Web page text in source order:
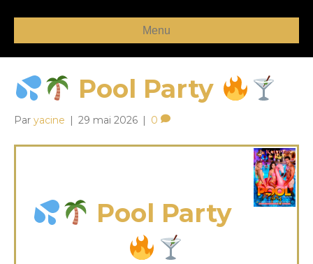
Menu
Pool Party
Par yacine | 29 mai 2026 | 0
Pool Party